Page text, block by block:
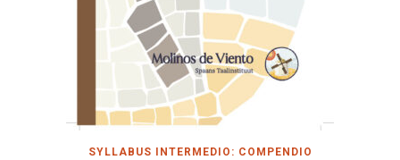
SYLLABUS INTERMEDIO: COMPENDIO